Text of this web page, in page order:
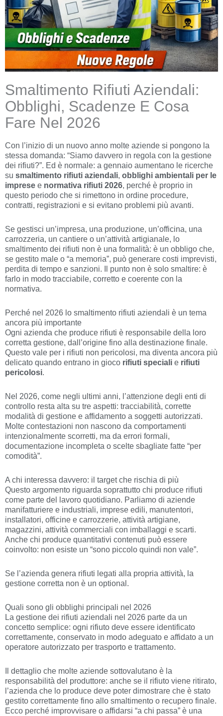
Smaltimento Rifiuti Aziendali:
Obblighi, Scadenze E Cosa
Fare Nel 2026
Con l’inizio di un nuovo anno molte aziende si pongono la
stessa domanda: “Siamo davvero in regola con la gestione
dei rifiuti?”. Ed è normale: a gennaio aumentano le ricerche
su smaltimento rifiuti aziendali, obblighi ambientali per le
imprese e normativa rifiuti 2026, perché è proprio in
questo periodo che si rimettono in ordine procedure,
contratti, registrazioni e si evitano problemi più avanti.
Se gestisci un’impresa, una produzione, un’officina, una
carrozzeria, un cantiere o un’attività artigianale, lo
smaltimento dei rifiuti non è una formalità: è un obbligo che,
se gestito male o “a memoria”, può generare costi imprevisti,
perdita di tempo e sanzioni. Il punto non è solo smaltire: è
farlo in modo tracciabile, corretto e coerente con la
normativa.
Perché nel 2026 lo smaltimento rifiuti aziendali è un tema
ancora più importante
Ogni azienda che produce rifiuti è responsabile della loro
corretta gestione, dall’origine fino alla destinazione finale.
Questo vale per i rifiuti non pericolosi, ma diventa ancora più
delicato quando entrano in gioco rifiuti speciali e rifiuti
pericolosi.
Nel 2026, come negli ultimi anni, l’attenzione degli enti di
controllo resta alta su tre aspetti: tracciabilità, corrette
modalità di gestione e affidamento a soggetti autorizzati.
Molte contestazioni non nascono da comportamenti
intenzionalmente scorretti, ma da errori formali,
documentazione incompleta o scelte sbagliate fatte “per
comodità”.
A chi interessa davvero: il target che rischia di più
Questo argomento riguarda soprattutto chi produce rifiuti
come parte del lavoro quotidiano. Parliamo di aziende
manifatturiere e industriali, imprese edili, manutentori,
installatori, officine e carrozzerie, attività artigiane,
magazzini, attività commerciali con imballaggi e scarti.
Anche chi produce quantitativi contenuti può essere
coinvolto: non esiste un “sono piccolo quindi non vale”.
Se l’azienda genera rifiuti legati alla propria attività, la
gestione corretta non è un optional.
Quali sono gli obblighi principali nel 2026
La gestione dei rifiuti aziendali nel 2026 parte da un
concetto semplice: ogni rifiuto deve essere identificato
correttamente, conservato in modo adeguato e affidato a un
operatore autorizzato per trasporto e trattamento.
Il dettaglio che molte aziende sottovalutano è la
responsabilità del produttore: anche se il rifiuto viene ritirato,
l’azienda che lo produce deve poter dimostrare che è stato
gestito correttamente fino allo smaltimento o recupero finale.
Ecco perché improvvisare o affidarsi “a chi passa” è una